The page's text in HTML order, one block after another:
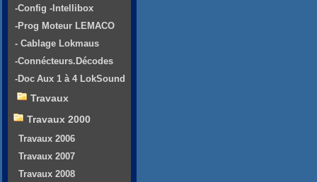
-Config -Intellibox
-Prog Moteur LEMACO
- Cablage Lokmaus
-Connécteurs.Décodes
-Doc Aux 1 à 4 LokSound
Travaux
Travaux 2000
Travaux 2006
Travaux 2007
Travaux 2008